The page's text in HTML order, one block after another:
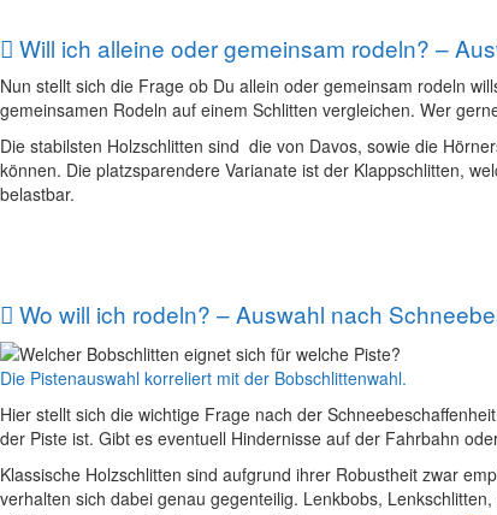
Will ich alleine oder gemeinsam rodeln? –
Nun stellt sich die Frage ob Du allein oder gemeinsam rodeln
gemeinsamen Rodeln auf einem Schlitten vergleichen. Wer
Die stabilsten Holzschlitten sind die von Davos, sowie die
können. Die platzsparendere Varianate ist der Klappschlitten,
belastbar.
Wo will ich rodeln? – Auswahl nach
Die Pistenauswahl korreliert mit der Bobschlittenwahl.
Hier stellt sich die wichtige Frage nach der
der Piste ist. Gibt es eventuell Hindernisse auf der Fahrbahn
Klassische Holzschlitten sind aufgrund ihrer Robustheit zwar
verhalten sich dabei genau gegenteilig. Lenkbobs,